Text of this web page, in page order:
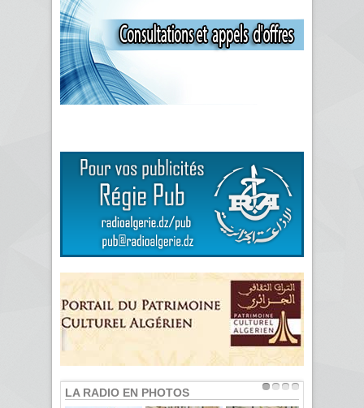
LA RADIO EN PHOTOS